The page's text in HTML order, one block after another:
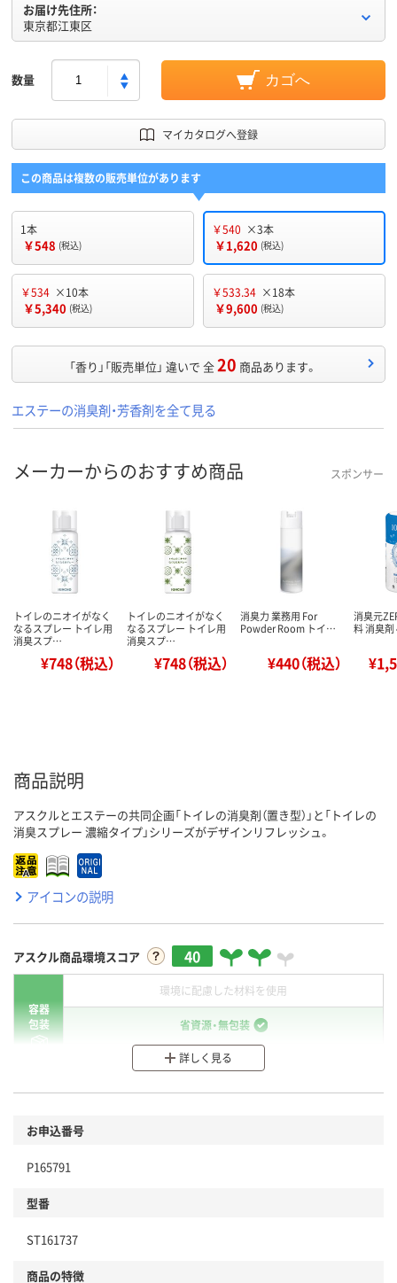
お届け先住所：
東京都江東区
数量 カゴへ
マイカタログへ登録
この商品は複数の販売単位があります
1本
￥548 (税込)
￥540 ×3本
￥1,620 (税込)
￥534 ×10本
￥5,340 (税込)
￥533.34 ×18本
￥9,600 (税込)
「香り」「販売単位」 違いで 全20 商品あります。
エステーの消臭剤・芳香剤を全て見る
メーカーからのおすすめ商品 スポンサー
トイレのニオイがなく
なるスプレー トイレ用
消臭スプ…
¥748（税込）
トイレのニオイがなく
なるスプレー トイレ用
消臭スプ…
¥748（税込）
消臭力 業務用 For
Powder Room トイ…
¥440（税込）
消臭元
料 消臭
商品説明
アスクルとエステーの共同企画「トイレの消臭剤（置き型）」と「トイレの
消臭スプレー 濃縮タイプ」シリーズがデザインリフレッシュ。
アイコンの説明
アスクル商品環境スコア 40
容器
包装
環境に配慮した材料を使用
省資源・無包装
分別・リサイクルしやすい設計
商品
本体
仕組
詳しく見る
お申込番号
P165791
型番
ST161737
商品の特徴